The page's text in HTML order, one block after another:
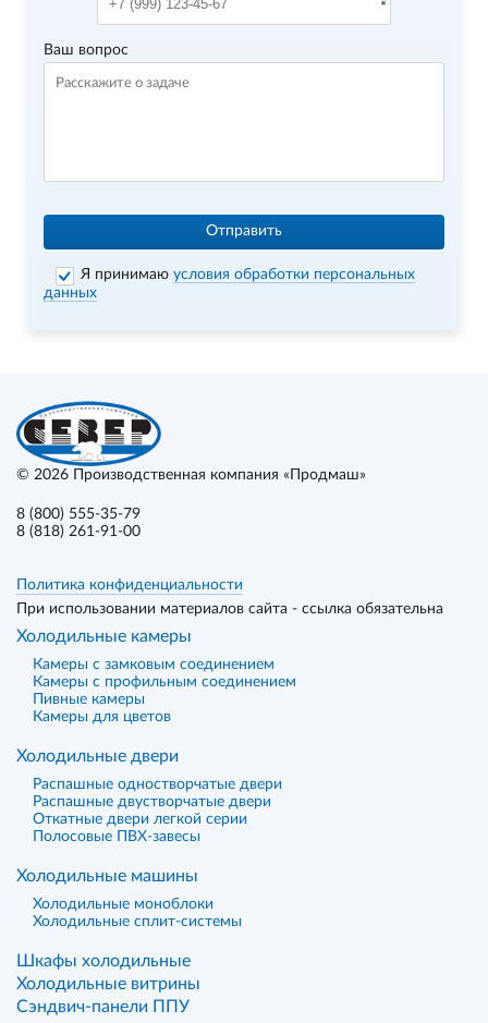
Ваш вопрос
Отправить
Я принимаюусловия обработки персональных
данных
© 2026 Производственная компания «Продмаш»
8 (800) 555-35-79
8 (818) 261-91-00
Политика конфиденциальности
При использовании материалов сайта - ссылка обязательна
Холодильные камеры
Камеры с замковым соединением
Камеры с профильным соединением
Пивные камеры
Камеры для цветов
Холодильные двери
Распашные одностворчатые двери
Распашные двустворчатые двери
Откатные двери легкой серии
Полосовые ПВХ-завесы
Холодильные машины
Холодильные моноблоки
Холодильные сплит-системы
Шкафы холодильные
Холодильные витрины
Сэндвич-панели ППУ